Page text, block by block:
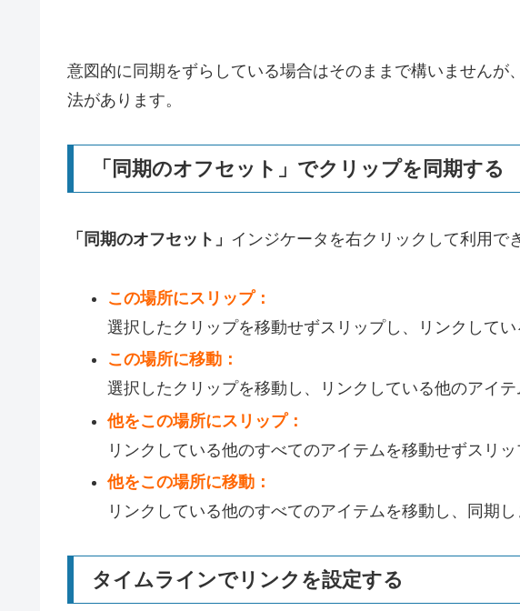
意図的に同期をずらしている場合はそのままで構いませんが
法があります。
「同期のオフセット」でクリップを同期する
「同期のオフセット」 インジケータを右クリックして利用で
この場所にスリップ：
選択したクリップを移動せずスリップし、リンクして
この場所に移動：
選択したクリップを移動し、リンクしている他のアイ
他をこの場所にスリップ：
リンクしている他のすべてのアイテムを移動せずスリ
他をこの場所に移動：
リンクしている他のすべてのアイテムを移動し、同期し
タイムラインでリンクを設定する